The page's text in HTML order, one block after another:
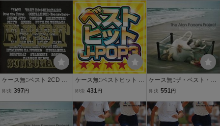
ケース無::ベスト 2CD レ
ンタル落ち 中古 CD
即決 397 円
ケース無::ベストヒット J-
POP3 レンタル落ち 中古
即決 431円
ケース無::ザ・ベスト・ヒ
ット・ソングス 2CD レン
仕価格】
即決 551 円